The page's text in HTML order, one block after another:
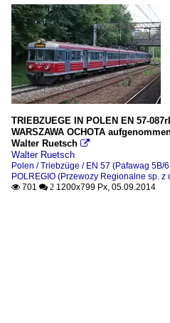
TRIEBZUEGE IN POLEN EN 57-
WARSZAWA OCHOTA
Walter Ruetsch 
Walter Ruetsch
Polen / Triebzüge / EN 57 (Pafawag 5B/
POLREGIO (Przewozy Regionalne sp. z
 701  2 1200x799 Px, 05.09.2014